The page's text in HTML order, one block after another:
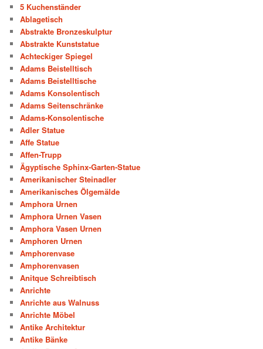
5 Kuchenständer
Ablagetisch
Abstrakte Bronzeskulptur
Abstrakte Kunststatue
Achteckiger Spiegel
Adams Beistelltisch
Adams Beistelltische
Adams Konsolentisch
Adams Seitenschränke
Adams-Konsolentische
Adler Statue
Affe Statue
Affen-Trupp
Ägyptische Sphinx-Garten-Statue
Amerikanischer Steinadler
Amerikanisches Ölgemälde
Amphora Urnen
Amphora Urnen Vasen
Amphora Vasen Urnen
Amphoren Urnen
Amphorenvase
Amphorenvasen
Anitque Schreibtisch
Anrichte
Anrichte aus Walnuss
Anrichte Möbel
Antike Architektur
Antike Bänke